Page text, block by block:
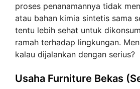
proses penanamannya tidak
atau bahan kimia sintetis sama
tentu lebih sehat untuk
ramah terhadap lingkungan.
kalau dijalankan dengan serius?
Usaha Furniture Bekas